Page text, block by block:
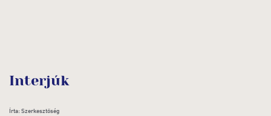
Interjúk
Írta: Szerkesztőség